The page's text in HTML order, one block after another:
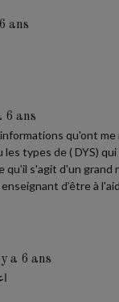
ans
6 ans
qu'ont
types de ( DYS)
qu'il s'agit d'un grand
d’être à
a 6 ans